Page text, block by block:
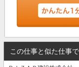
この仕事と似た仕事